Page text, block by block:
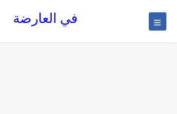
في العارضة